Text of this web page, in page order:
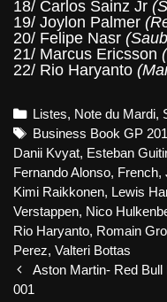
18/ Carlos Sainz Jr
19/ Joylon Palmer
20/ Felipe Nasr
21/ Marcus Ericsson
22/ Rio Haryanto
Categories
Listes, Note du Mardi,
Tags
Business Book GP
Danii Kvyat, Esteban
Fernando Alonso, French,
Kimi Raikkonen, Lewis
Verstappen, Nico
Rio Haryanto, Romain
Perez, Valteri Bottas
Post
navigation
Aston Martin- Red
001